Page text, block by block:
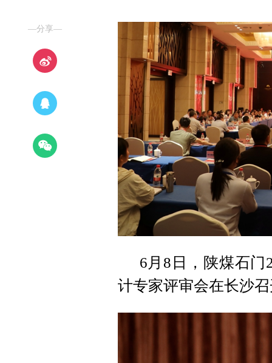
—分享—
6月8日，陕煤石
计专家评审会在长沙